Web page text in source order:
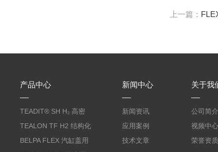
上一篇：
产品中心
TEADIT® SH H₂ 高密
度纯PTFE垫片
TEALON TF H2 结构化
PTFE垫片
BELPA FLEX 汽缸盖用
新闻中心
新闻资讯
应用案例
技术文章
关于我
公司简介
视频中心
荣誉资质